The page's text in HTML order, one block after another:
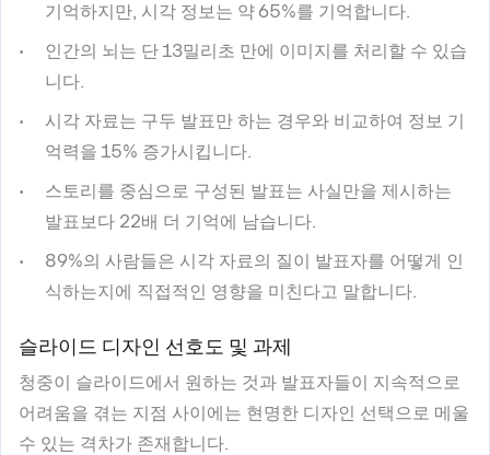
기억하지만, 시각 정보는 약 65%를 기억합니다.
인간의 뇌는 단 13밀리초 만에 이미지를 처리할 수 있습
니다.
시각 자료는 구두 발표만 하는 경우와 비교하여 정보 기
억력을 15% 증가시킵니다.
스토리를 중심으로 구성된 발표는 사실만을 제시하는
발표보다 22배 더 기억에 남습니다.
89%의 사람들은 시각 자료의 질이 발표자를 어떻게 인
식하는지에 직접적인 영향을 미친다고 말합니다.
슬라이드 디자인 선호도 및 과제
청중이 슬라이드에서 원하는 것과 발표자들이 지속적으로
어려움을 겪는 지점 사이에는 현명한 디자인 선택으로 메울
수 있는 격차가 존재합니다.